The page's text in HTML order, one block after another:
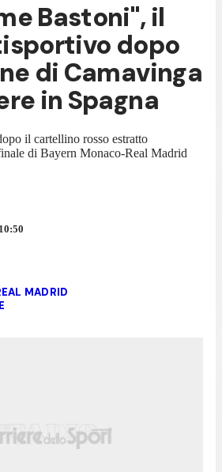
Bastoni", il
dopo
di Camavinga
in Spagna
il cartellino rosso estratto
di Bayern Monaco-Real Madrid
MADRID